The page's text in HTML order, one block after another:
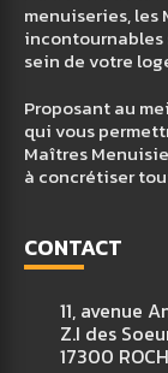
menuiseries,
incontournables
sein de votre
Proposant au
qui vous
Maîtres
à concrétiser
CONTACT
11, avenue
Z.I des
17300